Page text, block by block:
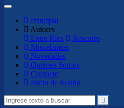
Principal
Autores
Entre Ríos
Rescates
Misceláneas
Novedades
Quiénes Somos
Contacto
Inicio de Sesión